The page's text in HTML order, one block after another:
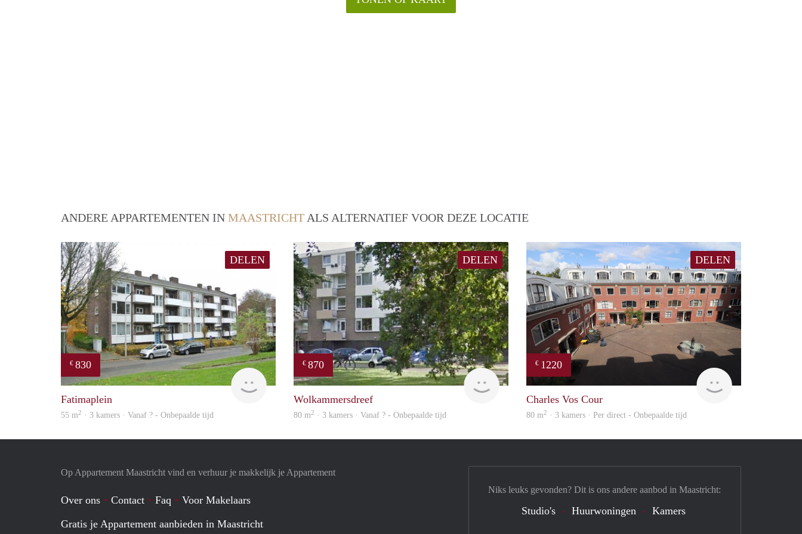
ANDERE APPARTEMENTEN IN MAASTRICHT ALS ALTERNATIEF VOOR DEZE LOCATIE
DELEN
€ 830
rent
Fatimaplein
55 m2 · 3 kamers · Vanaf ? - Onbepaalde tijd
DELEN
€ 870
rent
Wolkammersdreef
80 m2 · 3 kamers · Vanaf ? - Onbepaalde tijd
DELEN
€ 1220
Charles Vos Cour
80 m2 · 3 kamers · Per direct - Onbepaalde tijd
Op Appartement Maastricht vind en verhuur je makkelijk je Appartement
Over ons Contact Faq
Voor Makelaars
Gratis je Appartement aanbieden in Maastricht
Niks leuks gevonden? Dit is ons andere aanbod in Maastricht:
Studio's Huurwoningen Kamers